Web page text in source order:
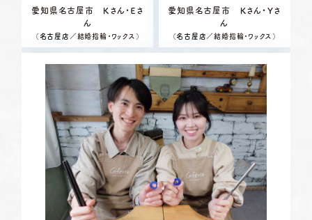
愛知県名古屋市 Ｋさん・Ｅさ
ん
（ 名古屋店 ／結婚指輪・ワックス）
愛知県名古屋市 Ｋさん・Ｙさ
ん
（名古屋店 ／結婚指輪・ワックス）